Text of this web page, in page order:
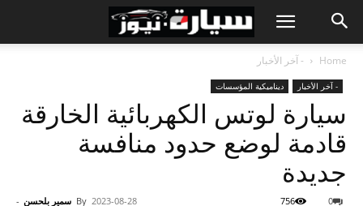
Home - آخر الأخبار
- آخر الأخبار ديناميكية المؤسسات
سيارة لوتس الكهربائية الخارقة
قادمة لوضع حدود منافسة
جديدة
By سمير بلحسن - 2023-08-28 0
756